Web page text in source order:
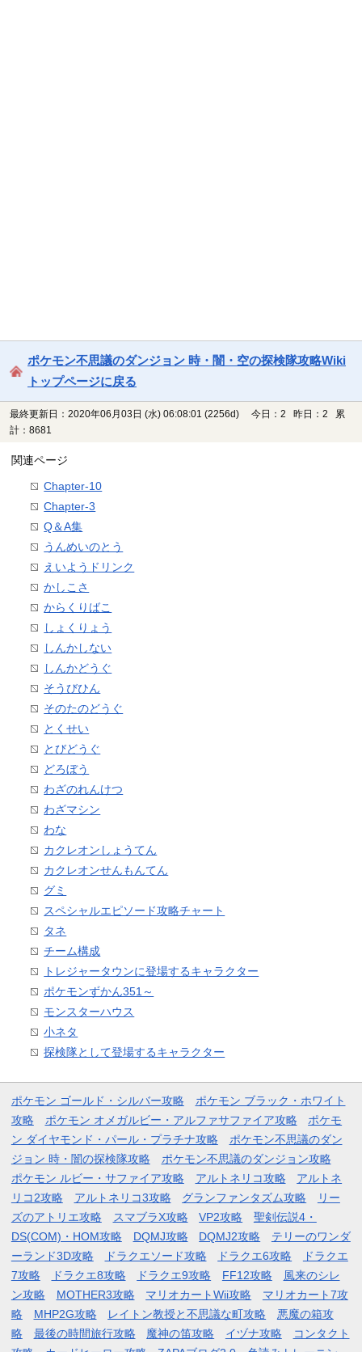
ポケモン不思議のダンジョン 時・闇・空の探検隊攻略Wiki
トップページに戻る
最終更新日：2020年06月03日 (水) 06:08:01 (2256d)
今日：2 昨日：2 累
計：8681
関連ページ
Chapter-10
Chapter-3
Q＆A集
うんめいのとう
えいようドリンク
かしこさ
からくりばこ
しょくりょう
しんかしない
しんかどうぐ
そうびひん
そのたのどうぐ
とくせい
とびどうぐ
どろぼう
わざのれんけつ
わざマシン
わな
カクレオンしょうてん
カクレオンせんもんてん
グミ
スペシャルエピソード攻略チャート
タネ
チーム構成
トレジャータウンに登場するキャラクター
ポケモンずかん351～
モンスターハウス
小ネタ
探検隊として登場するキャラクター
ポケモン ゴールド・シルバー攻略
ポケモン ブラック・ホワイト
攻略
ポケモン オメガルビー・アルファサファイア攻略
ポケモ
ン ダイヤモンド・パール・プラチナ攻略
ポケモン不思議のダン
ジョン 時・闇の探検隊攻略
ポケモン不思議のダンジョン攻略
ポケモン ルビー・サファイア攻略
アルトネリコ攻略
アルトネ
リコ2攻略
アルトネリコ3攻略 グランファンタズム攻略
リー
ズのアトリエ攻略
スマブラX攻略 VP2攻略
聖剣伝説4・
DS(COM)・HOM攻略
DQMJ攻略 DQMJ2攻略
テリーのワンダ
ーランド3D攻略
ドラクエソード攻略 ドラクエ6攻略
ドラクエ
7攻略
ドラクエ8攻略 ドラクエ9攻略 FF12攻略
風来のシレ
ン攻略
MOTHER3攻略 マリオカートWii攻略
マリオカート7攻
略
MHP2G攻略 レイトン教授と不思議な町攻略
悪魔の箱攻
略
最後の時間旅行攻略 魔神の笛攻略 イヅナ攻略
コンタクト